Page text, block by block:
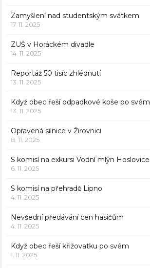
Zamyšlení nad studentským svátkem
17. 11. 2025
ZUŠ v Horáckém divadle
14. 11. 2025
Reportáž 50 tisíc zhlédnutí
13. 11. 2025
Když obec řeší odpadkové koše po svém
13. 11. 2025
Opravená silnice v Žirovnici
8. 11. 2025
S komisí na exkursi Vodní mlýn Hoslovice
6. 11. 2025
S komisí na přehradě Lipno
4. 11. 2025
Nevšední předávání cen hasičům
4. 11. 2025
Když obec řeší křižovatku po svém
1. 11. 2025